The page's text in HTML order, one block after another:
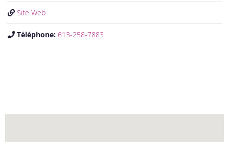
Site Web
Téléphone: 613-258-7883